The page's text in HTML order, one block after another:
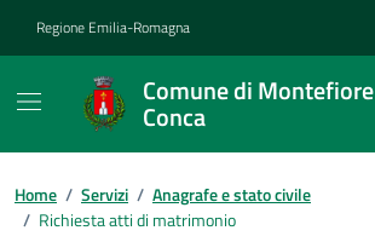
Regione Emilia-Romagna
Comune di Montefiore
Conca
Contenuti in evidenza
Home / Servizi / Anagrafe e stato civile
/ Richiesta atti di matrimonio